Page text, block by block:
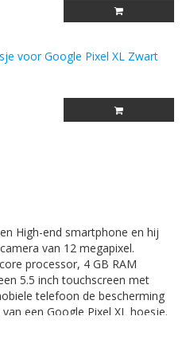
voor Google Pixel XL Zwart
High-end smartphone en hij
van 12 megapixel.
processor, 4 GB RAM
5.5 inch touchscreen met
telefoon de bescherming
een Google Pixel XL hoesje.
apparaat kunt gebruiken.